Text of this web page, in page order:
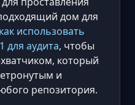
дом для
как использовать
для аудита, чтобы
который
и
репозитория.